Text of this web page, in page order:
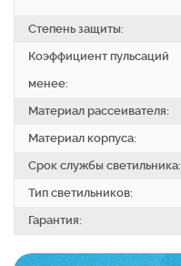
Степень защиты:
Коэффициент пульсаций
менее:
Материал рассеивателя:
Материал корпуса:
Срок службы светильника:
Тип светильников:
Гарантия: